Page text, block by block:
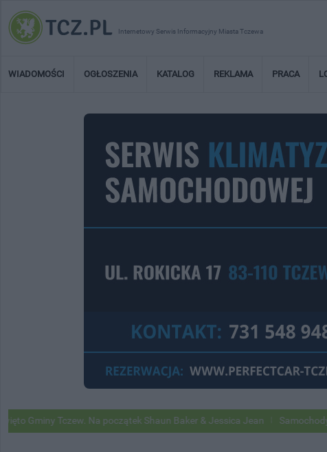
Internetowy Serwis Informacyjny Miasta Tczewa
WIADOMOŚCI OGŁOSZENIA KATALOG REKLAMA PRACA
Na początek Shaun Baker & Jessica Jean Samochody Google